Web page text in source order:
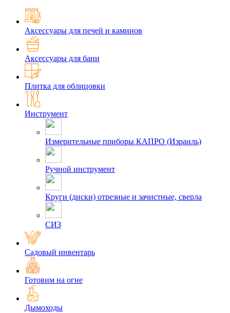
Аксессуары для печей и каминов
Аксессуары для бани
Плитка для облицовки
Инструмент
Измерительные приборы КАПРО (Израиль)
Ручной инструмент
Круги (диски) отрезные и зачистные, сверла
СИЗ
Садовый инвентарь
Готовим на огне
Дымоходы